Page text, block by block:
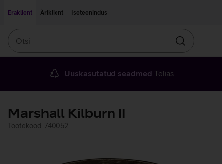
Eraklient
Äriklient Iseteenindus
Otsin
Uuskasutatud seadmed Telias
Marshall Kilburn II
Tootekood: 740052